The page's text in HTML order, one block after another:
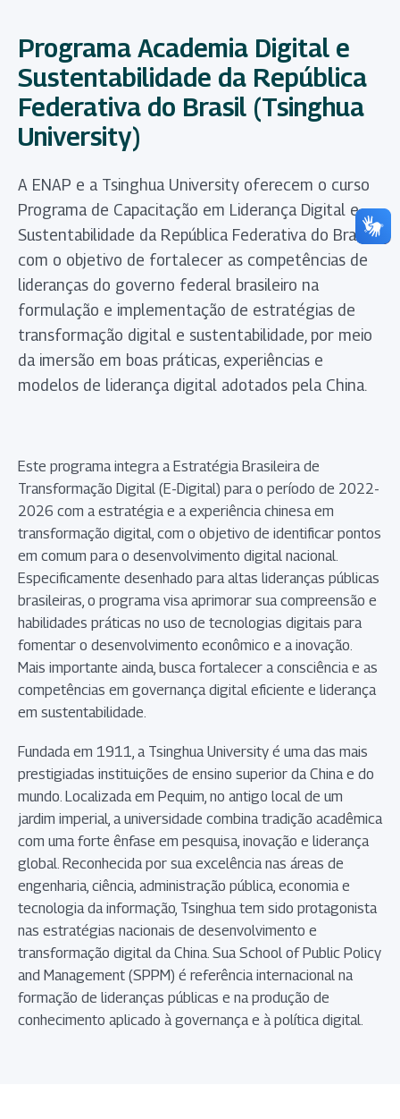
Programa Academia Digital e
Sustentabilidade da República
Federativa do Brasil (Tsinghua
University)
A ENAP e a Tsinghua University oferecem o curso
Programa de Capacitação em Liderança Digital e
Sustentabilidade da República Federativa do Brasil,
com o objetivo de fortalecer as competências de
lideranças do governo federal brasileiro na
formulação e implementação de estratégias de
transformação digital e sustentabilidade, por meio
da imersão em boas práticas, experiências e
modelos de liderança digital adotados pela China.
Este programa integra a Estratégia Brasileira de
Transformação Digital (E-Digital) para o período de 2022-
2026 com a estratégia e a experiência chinesa em
transformação digital, com o objetivo de identificar pontos
em comum para o desenvolvimento digital nacional.
Especificamente desenhado para altas lideranças públicas
brasileiras, o programa visa aprimorar sua compreensão e
habilidades práticas no uso de tecnologias digitais para
fomentar o desenvolvimento econômico e a inovação.
Mais importante ainda, busca fortalecer a consciência e as
competências em governança digital eficiente e liderança
em sustentabilidade.
Fundada em 1911, a Tsinghua University é uma das mais
prestigiadas instituições de ensino superior da China e do
mundo. Localizada em Pequim, no antigo local de um
jardim imperial, a universidade combina tradição acadêmica
com uma forte ênfase em pesquisa, inovação e liderança
global. Reconhecida por sua excelência nas áreas de
engenharia, ciência, administração pública, economia e
tecnologia da informação, Tsinghua tem sido protagonista
nas estratégias nacionais de desenvolvimento e
transformação digital da China. Sua School of Public Policy
and Management (SPPM) é referência internacional na
formação de lideranças públicas e na produção de
conhecimento aplicado à governança e à política digital.